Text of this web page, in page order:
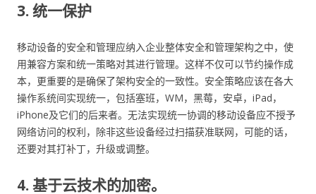
3. 统一保护
移动设备的安全和管理应纳入企业整体安全和管理架构之中，使
用兼容方案和统一策略对其进行管理。这样不仅可以节约操作成
本，更重要的是确保了架构安全的一致性。安全策略应该在各大
操作系统间实现统一，包括塞班，WM，黑莓，安卓，iPad，
iPhone及它们的后来者。无法实现统一协调的移动设备应不授予
网络访问的权利，除非这些设备经过扫描获准联网，可能的话，
还要对其打补丁，升级或调整。
4. 基于云技术的加密。